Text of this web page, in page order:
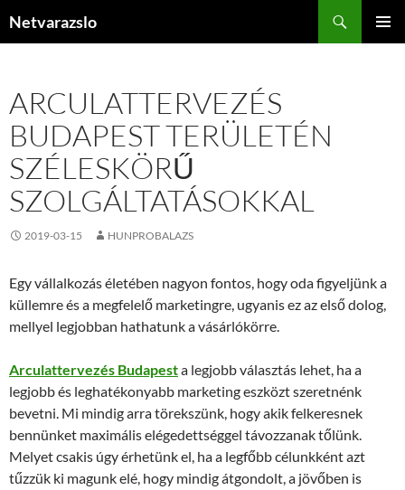
Netvarazslo
ARCULATTERVEZÉS
BUDAPEST TERÜLETÉN
SZÉLESKÖRŰ
SZOLGÁLTATÁSOKKAL
2019-03-15 HUNPROBALAZS
Egy vállalkozás életében nagyon fontos, hogy oda figyeljünk a
küllemre és a megfelelő marketingre, ugyanis ez az első dolog,
mellyel legjobban hathatunk a vásárlókörre.
Arculattervezés Budapesta legjobb választás lehet, ha a
legjobb és leghatékonyabb marketing eszközt szeretnénk
bevetni. Mi mindig arra törekszünk, hogy akik felkeresnek
bennünket maximális elégedettséggel távozzanak tőlünk.
Melyet csakis úgy érhetünk el, ha a legfőbb célunkként azt
tűzzük ki magunk elé, hogy mindig átgondolt, a jövőben is